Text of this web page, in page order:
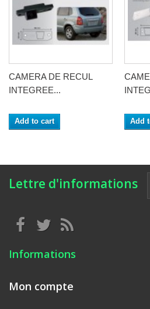
CAMERA DE RECUL
INTEGREE...
Add to cart Add
Lettre d'informations
Informations
Mon compte